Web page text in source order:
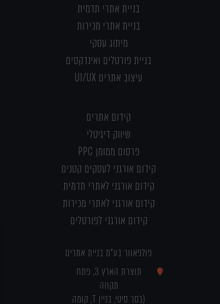
בניית אתרי תדמית
בניית אתרי מכירות
מיתוג עסקי
בניית פורטלים ואינדקסים
עיצוב אתרים UI/UX
קידום אתרים
שיווק דיגיטלי
פרסום ממומן PPC
קידום אורגני לעסקים קטנים
קידום אורגני לאתרי תדמית
קידום אורגני לאתרי מכירות
קידום אורגני לפורטלים
פולפאוור בע"מ בניית אתרים
תוצרת הארץ 3, פתח
תקווה
(בסר סיטי, בניין T, קומה